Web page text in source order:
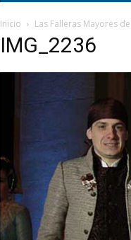
Inicio Las Falleras Mayores
IMG_2236